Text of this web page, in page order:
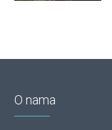
O nama